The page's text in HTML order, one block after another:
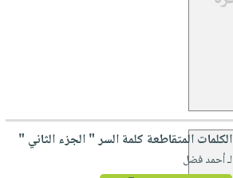
الكلمات المتقاطعة كلمة السر " الجزء الثاني "
لـ أحمد فضل